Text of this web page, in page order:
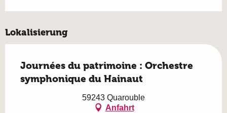
Lokalisierung
Journées du patrimoine : Orchestre
symphonique du Hainaut
59243 Quarouble
Anfahrt